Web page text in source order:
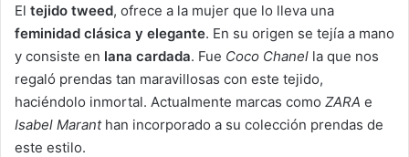
El tejido tweed, ofrece a la mujer que lo lleva una
feminidad clásica y elegante. En su origen se tejía a mano
y consiste en lana cardada. Fue Coco Chanel la que nos
regaló prendas tan maravillosas con este tejido,
haciéndolo inmortal. Actualmente marcas como ZARA e
Isabel Maranthan incorporado a su colección prendas de
este estilo.